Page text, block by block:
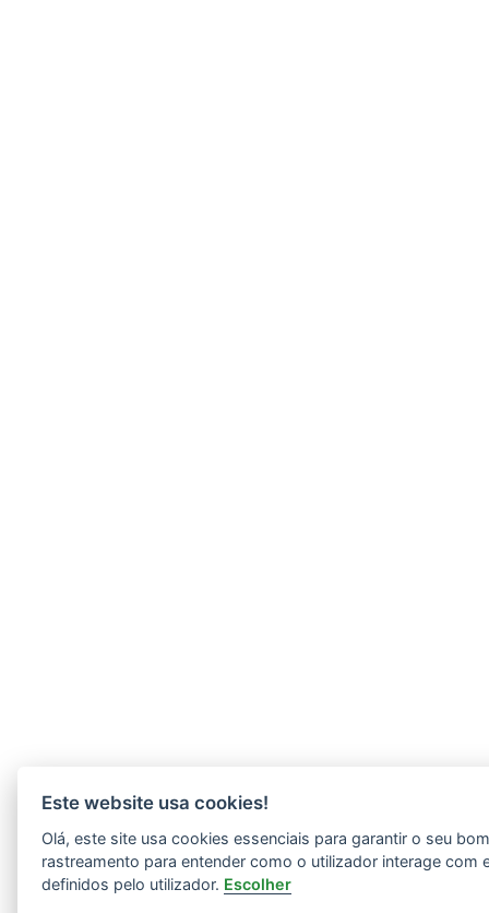
Este website usa cookies!
Olá, este site usa cookies essenciais para garantir o seu
rastreamento para entender como o utilizador interage com
definidos pelo utilizador. Escolher